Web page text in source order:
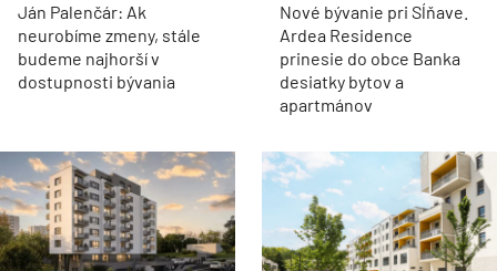
Ján Palenčár: Ak
neurobíme zmeny, stále
budeme najhorší v
dostupnosti bývania
Nové bývanie pri Sĺňave.
Ardea Residence
prinesie do obce Banka
desiatky bytov a
apartmánov